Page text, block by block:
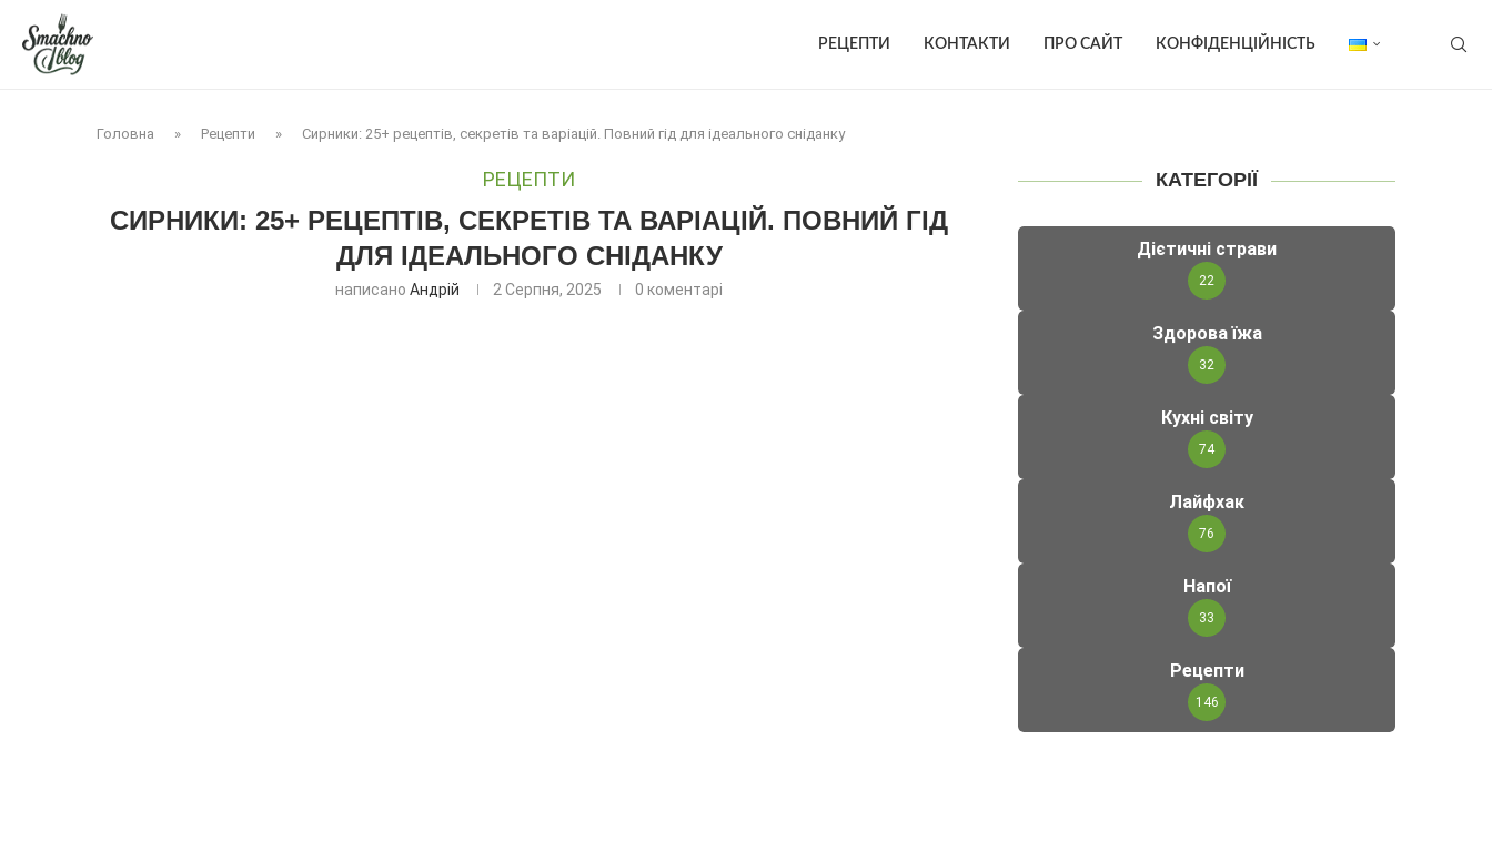
РЕЦЕПТИ КОНТАКТИ ПРО САЙТ КОНФІДЕНЦІЙНІСТЬ
Головна » Рецепти » Сирники: 25+ рецептів, секретів та варіацій. Повний гід для ідеального сніданку
РЕЦЕПТИ
СИРНИКИ: 25+ РЕЦЕПТІВ, СЕКРЕТІВ ТА ВАРІАЦІЙ. ПОВНИЙ ГІД
ДЛЯ ІДЕАЛЬНОГО СНІДАНКУ
написаноАндрій 2 Серпня, 2025 0 коментарі
КАТЕГОРІЇ
Дієтичні страви
22
Здорова їжа
32
Кухні світу
74
Лайфхак
76
Напої
33
Рецепти
146